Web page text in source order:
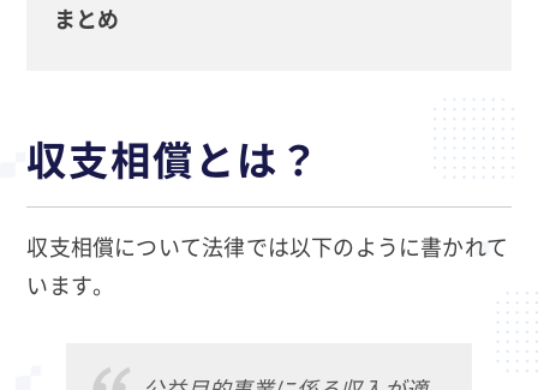
まとめ
収支相償とは？
収支相償について法律では以下のように書かれて
います。